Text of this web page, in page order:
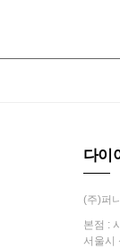
다이
(주)퍼
본점 :
서울시